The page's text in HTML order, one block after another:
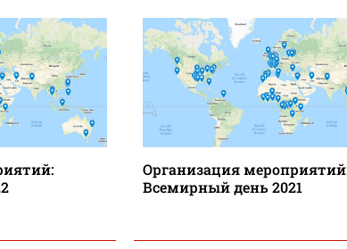
Организация
Всемирный день 2021